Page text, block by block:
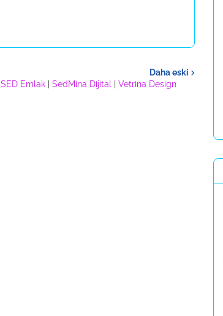
Daha eski
SED Emlak SedMina Dijital Vetrina Design